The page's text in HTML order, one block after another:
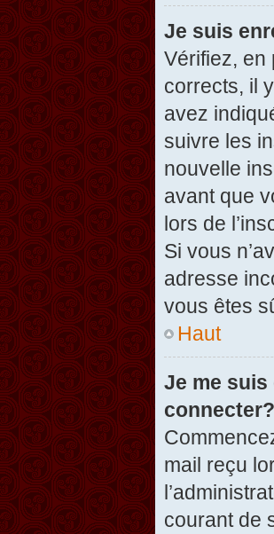
Je suis
Vérifiez, en
corrects, il
avez
suivre les
nouvelle
avant que
lors de
Si vous
adresse
vous êtes
Haut
Je me suis
mail reçu
courant de